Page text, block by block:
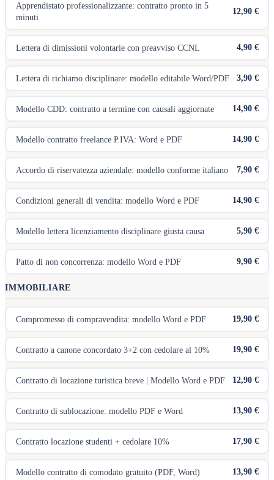
Apprendistato professionalizzante: contratto pronto in 5
minuti
12,90 €
Lettera di dimissioni volontarie con preavviso CCNL 4,90 €
Lettera di richiamo disciplinare: modello editabile Word/PDF 3,90 €
Modello CDD: contratto a termine con causali aggiornate 14,90 €
Modello contratto freelance P.IVA: Word e PDF 14,90 €
Accordo di riservatezza aziendale: modello conforme italiano 7,90 €
Condizioni generali di vendita: modello Word e PDF 14,90 €
Modello lettera licenziamento disciplinare giusta causa 5,90 €
Patto di non concorrenza: modello Word e PDF 9,90 €
IMMOBILIARE
Compromesso di compravendita: modello Word e PDF 19,90 €
Contratto a canone concordato 3+2 con cedolare al 10% 19,90 €
Contratto di locazione turistica breve | Modello Word e PDF 12,90 €
Contratto di sublocazione: modello PDF e Word 13,90 €
Contratto locazione studenti + cedolare 10% 17,90 €
Modello contratto di comodato gratuito (PDF, Word) 13,90 €